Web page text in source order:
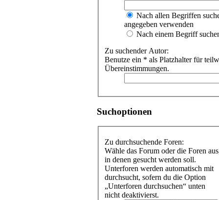
Nach allen Begriffen
angegeben verwenden
Nach einem Begriff
Zu suchender Autor:
Benutze ein * als Platzhalter für
Übereinstimmungen.
Suchoptionen
Zu durchsuchende Foren:
Wähle das Forum oder die Foren
in denen gesucht werden soll.
Unterforen werden automatisch mit
durchsucht, sofern du die Option
„Unterforen durchsuchen“ unten
nicht deaktivierst.